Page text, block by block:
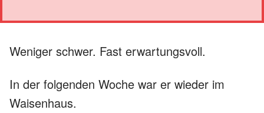
Weniger schwer. Fast erwartungsvoll.
In der folgenden Woche war er wieder im
Waisenhaus.